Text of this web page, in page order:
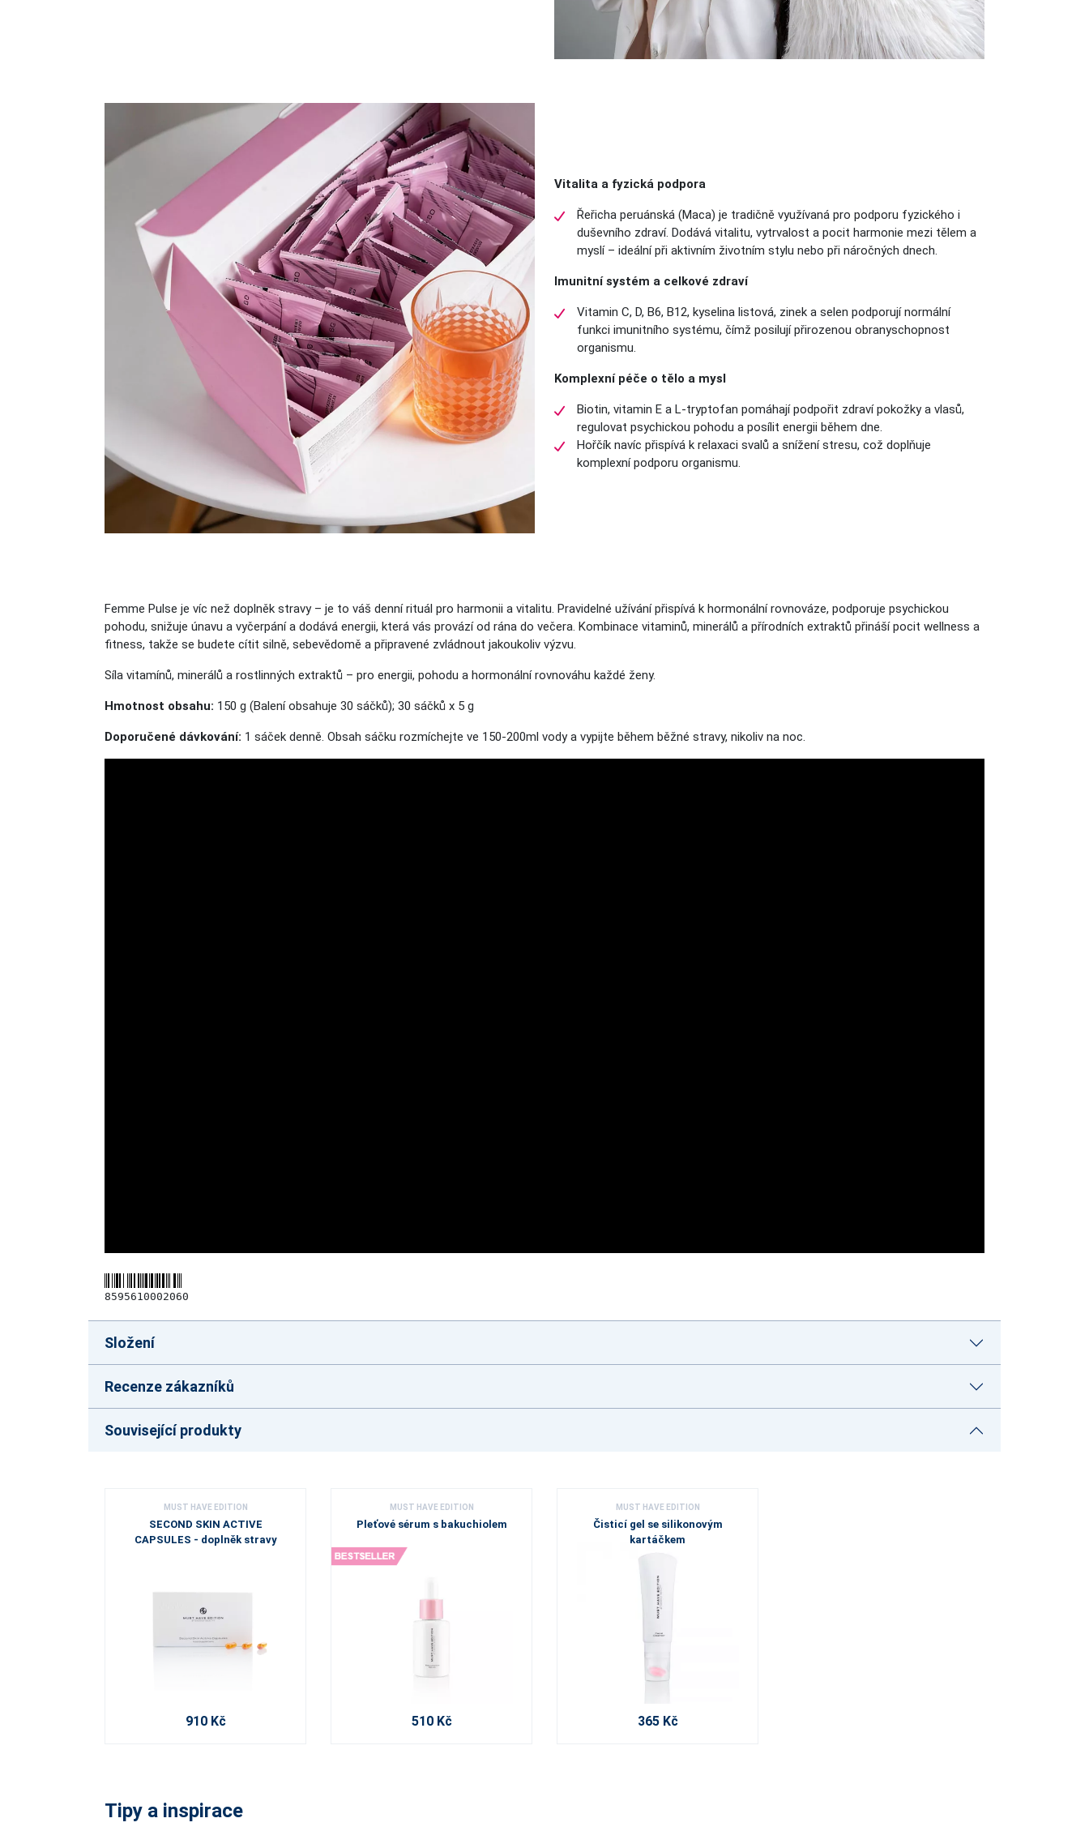
Vitalita a fyzická podpora
Řeřicha peruánská (Maca) je tradičně využívaná pro podporu fyzického i
duševního zdraví. Dodává vitalitu, vytrvalost a pocit harmonie mezi tělem a
myslí – ideální při aktivním životním stylu nebo při náročných dnech.
Imunitní systém a celkové zdraví
Vitamin C, D, B6, B12, kyselina listová, zinek a selen podporují normální
funkci imunitního systému, čímž posilují přirozenou obranyschopnost
organismu.
Komplexní péče o tělo a mysl
Biotin, vitamin E a L-tryptofan pomáhají podpořit zdraví pokožky a vlasů,
regulovat psychickou pohodu a posílit energii během dne.
Hořčík navíc přispívá k relaxaci svalů a snížení stresu, což doplňuje
komplexní podporu organismu.
Femme Pulse je víc než doplněk stravy – je to váš denní rituál pro harmonii a vitalitu. Pravidelné užívání přispívá k hormonální rovnováze, podporuje psychickou
pohodu, snižuje únavu a vyčerpání a dodává energii, která vás provází od rána do večera. Kombinace vitaminů, minerálů a přírodních extraktů přináší pocit wellness a
fitness, takže se budete cítit silně, sebevědomě a připravené zvládnout jakoukoliv výzvu.
Síla vitamínů, minerálů a rostlinných extraktů – pro energii, pohodu a hormonální rovnováhu každé ženy.
Hmotnost obsahu: 150 g (Balení obsahuje 30 sáčků); 30 sáčků x 5 g
Doporučené dávkování: 1 sáček denně. Obsah sáčku rozmíchejte ve 150-200ml vody a vypijte během běžné stravy, nikoliv na noc.
8595610002060
Složení
Recenze zákazníků
Související produkty
MUST HAVE EDITION
SECOND SKIN ACTIVE
CAPSULES - doplněk stravy
910 Kč
MUST HAVE EDITION
Pleťové sérum s bakuchiolem
510 Kč
MUST HAVE EDITION
Čisticí gel se silikonovým
kartáčkem
365 Kč
Tipy a inspirace